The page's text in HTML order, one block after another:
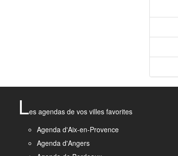
Les agendas de vos villes favorites
Agenda d'Aix-en-Provence
Agenda d'Angers